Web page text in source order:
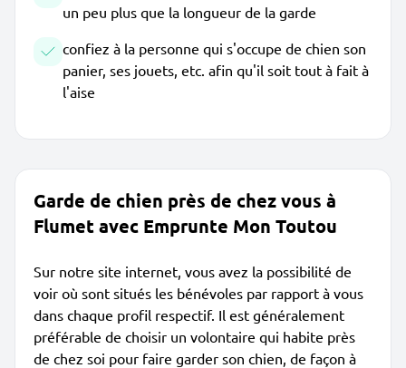
un peu plus que la longueur de la garde
confiez à la personne qui s'occupe de chien son
panier, ses jouets, etc. afin qu'il soit tout à fait à
l'aise
Garde de chien près de chez vous à
Flumet avec Emprunte Mon Toutou
Sur notre site internet, vous avez la possibilité de
voir où sont situés les bénévoles par rapport à vous
dans chaque profil respectif. Il est généralement
préférable de choisir un volontaire qui habite près
de chez soi pour faire garder son chien, de façon à